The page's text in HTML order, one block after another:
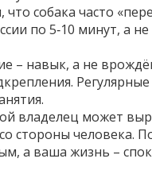
что собака часто
по 5‑10 минут, а
– навык, а не
владелец может
стороны человека.
а ваша жизнь –